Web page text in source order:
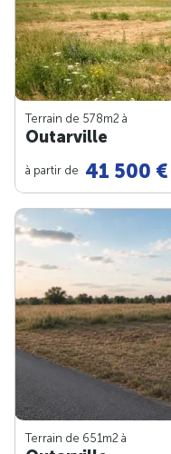
Terrain de 578m2 à
Outarville
à partir de 41 500 €
Terrain de 651m2 à